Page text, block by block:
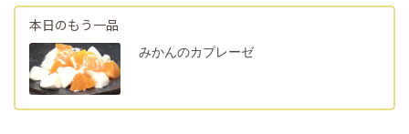
本日のもう一品
みかんのカプレーゼ